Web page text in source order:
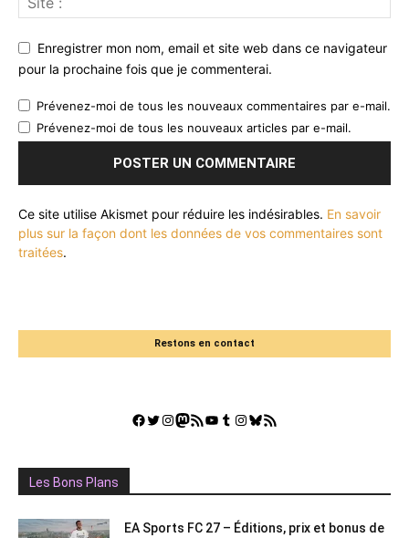
Enregistrer mon nom, email et site web dans ce navigateur
pour la prochaine fois que je commenterai.
Prévenez-moi de tous les nouveaux commentaires par e-mail.
Prévenez-moi de tous les nouveaux articles par e-mail.
Ce site utilise Akismet pour réduire les indésirables. En savoir
plus sur la façon dont les données de vos commentaires sont
traitées.
Restons en contact
Facebook
Twitter
Instagram
Mastodon
Flux RSSYouTube
Tumblr
Instagram
Bluesky
GestGame
Les Bons Plans
EA Sports FC 27 – Éditions, prix et bonus de